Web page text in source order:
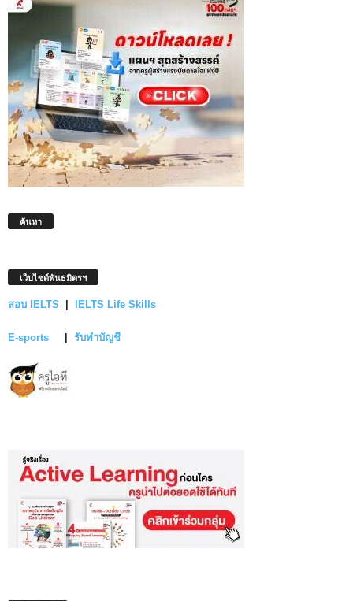
ค้นหา
เว็บไซต์พันธมิตรฯ
สอบ IELTS IELTS Life Skills
E-sports รับทำบัญชี